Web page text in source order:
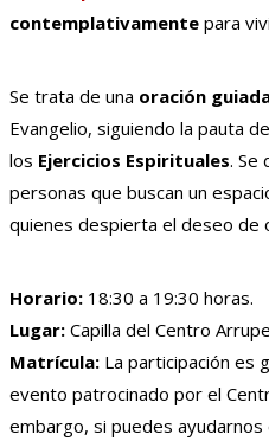
contemplativamente para
Se trata de una oración
Evangelio, siguiendo la pauta
los Ejercicios Espirituales. Se
personas que buscan un
quienes despierta el deseo de
Horario: 18:30 a 19:30 horas.
Lugar: Capilla del Centro
Matrícula: La participación es
evento patrocinado por el
embargo, si puedes